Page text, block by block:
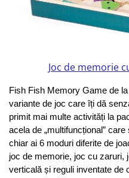
Joc de memorie
Fish Fish Memory Game de
variante de joc care îți dă
primit mai multe activități la
acela de „multifuncțional”
chiar ai 6 moduri diferite de
joc de memorie, joc cu zaruri,
verticală și reguli inventate de